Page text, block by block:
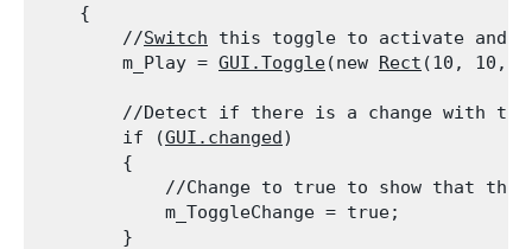
    {
        //
Switch this toggle to activate and
        m_Play =
GUI.Toggle(new Rect (10, 10,
//Detect if there is a change with
        if (
GUI.changed)
        {
//Change to true to show that
            m_ToggleChange = true;
        }